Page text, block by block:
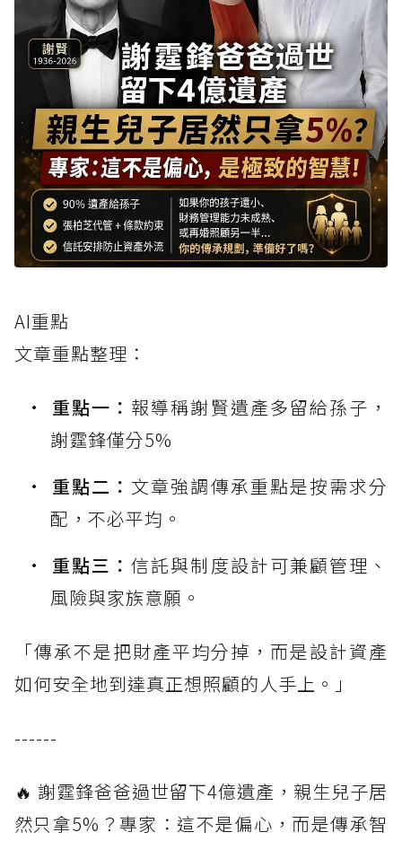
AI重點
文章重點整理：
重點一： 報導稱謝賢遺產多留給孫子，
謝霆鋒僅分5%
重點二： 文章強調傳承重點是按需求分
配，不必平均。
重點三：信託與制度設計可兼顧管理、
風險與家族意願。
「傳承不是把財產平均分掉，而是設計資產
如何安全地到達真正想照顧的人手上。」
------
🔥 謝霆鋒爸爸過世留下4億遺產，親生兒子居
然只拿5%？專家：這不是偏心，而是傳承智